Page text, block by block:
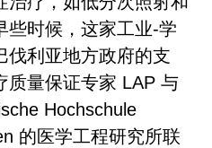
些时候，这家工业-学
伐利亚地方政府的支
质量保证专家 LAP 与
Hochschule
的医学工程研究所联